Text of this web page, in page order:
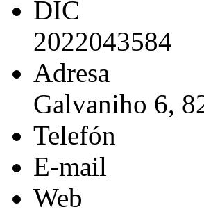
DIČ
2022043584
Adresa
Galvaniho 6,
Telefón
E-mail
Web